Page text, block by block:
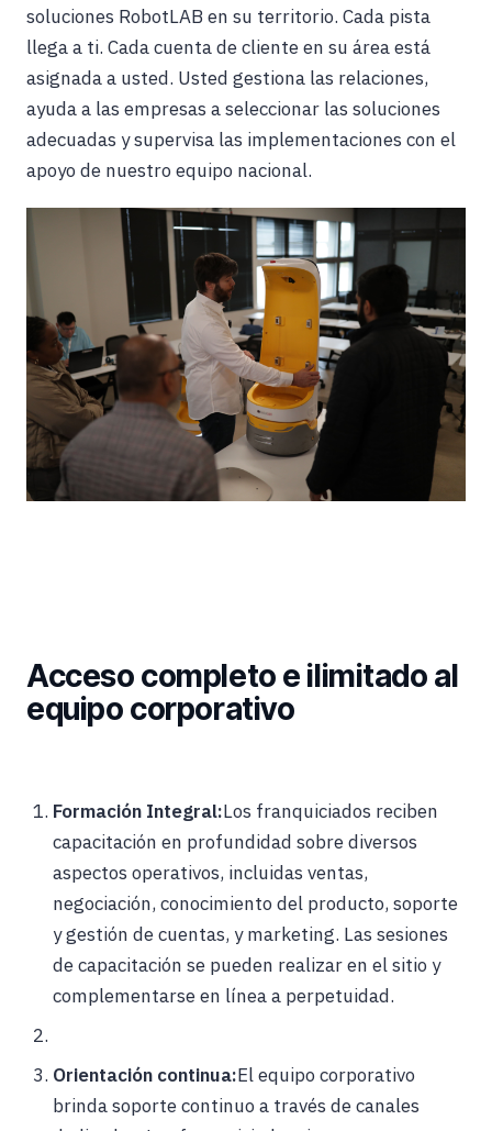
soluciones RobotLAB en su territorio. Cada pista
llega a ti. Cada cuenta de cliente en su área está
asignada a usted. Usted gestiona las relaciones,
ayuda a las empresas a seleccionar las soluciones
adecuadas y supervisa las implementaciones con el
apoyo de nuestro equipo nacional.
Acceso completo e ilimitado al
equipo corporativo
Formación Integral:Los franquiciados reciben
capacitación en profundidad sobre diversos
aspectos operativos, incluidas ventas,
negociación, conocimiento del producto, soporte
y gestión de cuentas, y marketing. Las sesiones
de capacitación se pueden realizar en el sitio y
complementarse en línea a perpetuidad.
Orientación continua:El equipo corporativo
brinda soporte continuo a través de canales